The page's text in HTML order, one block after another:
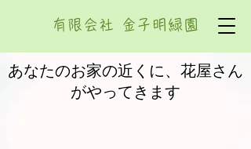
有限会社 金子明緑園
あなたのお家の近くに、花屋さん
がやってきます